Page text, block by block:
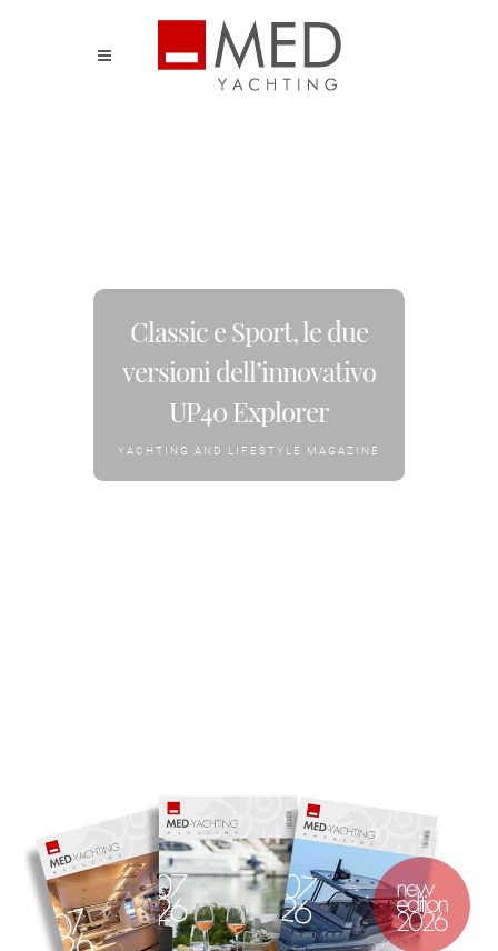
Classic e Sport, le due
versioni dell’innovativo
UP40 Explorer
YACHTING AND LIFESTYLE MAGAZINE